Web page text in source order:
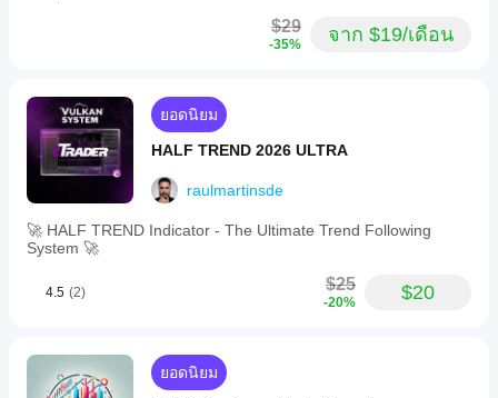
$29
-35% จาก $19/เดือน
ยอดนิยม
HALF TREND 2026 ULTRA
raulmartinsde
🚀 HALF TREND Indicator - The Ultimate Trend Following
System 🚀
4.5 (2) $25
-20% $20
ยอดนิยม